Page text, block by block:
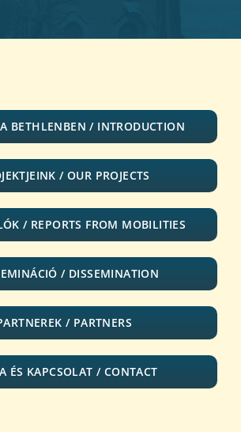
BETHLENBEN / INTRODUCTION
/ OUR PROJECTS
/ REPORTS FROM MOBILITIES
/ DISSEMINATION
/ PARTNERS
ÉS KAPCSOLAT / CONTACT